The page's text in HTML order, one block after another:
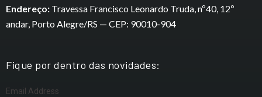
Endereço: Travessa Francisco Leonardo Truda, nº40, 12º
andar, Porto Alegre/RS — CEP: 90010-904
Fique por dentro das novidades:
Email Address